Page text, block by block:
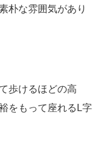
朴な雰囲気があり
歩けるほどの高
をもって座れるL字